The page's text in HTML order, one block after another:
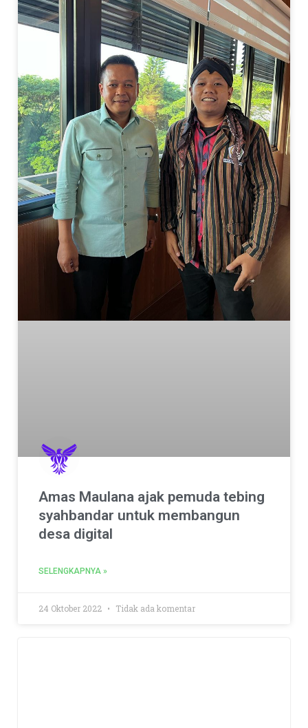
Amas Maulana ajak pemuda tebing
syahbandar untuk membangun
desa digital
SELENGKAPNYA »
24 Oktober 2022 Tidak ada komentar